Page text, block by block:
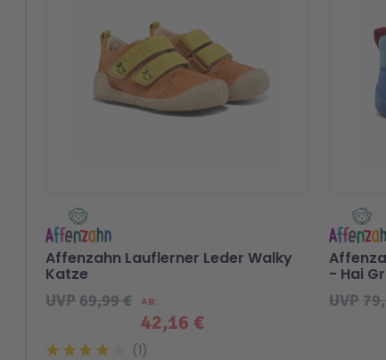
AB
42,16 €
UVP69,99 €
Affenzahn Lauflerner Leder Walky
Katze
1
UVP
- Hai